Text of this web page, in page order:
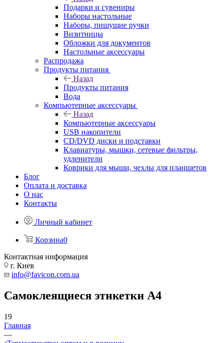
Подарки и сувениры
Наборы настольные
Наборы, пишущие ручки
Визитницы
Обложки для документов
Настольные аксессуары
Распродажа
Продукты питания
Назад
Продукты питания
Вода
Компьютерные аксессуары
Назад
Компьютерные аксессуары
USB накопители
CD/DVD диски и подставки
Клавиатуры, мышки, сетевые фильтры,
удленители
Коврики для мыши, чехлы для планшетов
Блог
Оплата и доставка
О нас
Контакты
Личный кабинет
Корзина0
Контактная информация
г. Киев
info@favicon.com.ua
Самоклеящиеся этикетки А4
19
Главная
—